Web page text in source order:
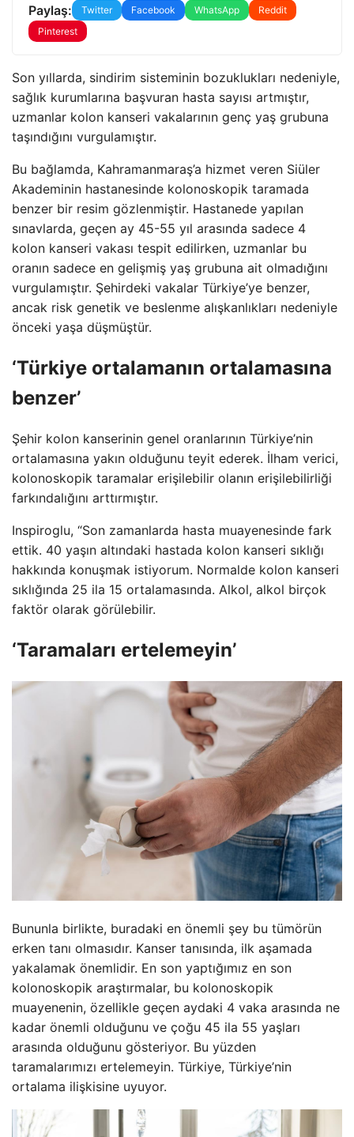
Paylaş: Twitter Facebook WhatsApp
Reddit
Pinterest
Son yıllarda, sindirim sisteminin bozuklukları nedeniyle,
sağlık kurumlarına başvuran hasta sayısı artmıştır,
uzmanlar kolon kanseri vakalarının genç yaş grubuna
taşındığını vurgulamıştır.
Bu bağlamda, Kahramanmaraş’a hizmet veren Siüler
Akademinin hastanesinde kolonoskopik taramada
benzer bir resim gözlenmiştir. Hastanede yapılan
sınavlarda, geçen ay 45-55 yıl arasında sadece 4
kolon kanseri vakası tespit edilirken, uzmanlar bu
oranın sadece en gelişmiş yaş grubuna ait olmadığını
vurgulamıştır. Şehirdeki vakalar Türkiye’ye benzer,
ancak risk genetik ve beslenme alışkanlıkları nedeniyle
önceki yaşa düşmüştür.
‘Türkiye ortalamanın ortalamasına
benzer’
Şehir kolon kanserinin genel oranlarının Türkiye’nin
ortalamasına yakın olduğunu teyit ederek. İlham verici,
kolonoskopik taramalar erişilebilir olanın erişilebilirliği
farkındalığını arttırmıştır.
Inspiroglu, “Son zamanlarda hasta muayenesinde fark
ettik. 40 yaşın altındaki hastada kolon kanseri sıklığı
hakkında konuşmak istiyorum. Normalde kolon kanseri
sıklığında 25 ila 15 ortalamasında. Alkol, alkol birçok
faktör olarak görülebilir.
‘Taramaları ertelemeyin’
Bununla birlikte, buradaki en önemli şey bu tümörün
erken tanı olmasıdır. Kanser tanısında, ilk aşamada
yakalamak önemlidir. En son yaptığımız en son
kolonoskopik araştırmalar, bu kolonoskopik
muayenenin, özellikle geçen aydaki 4 vaka arasında ne
kadar önemli olduğunu ve çoğu 45 ila 55 yaşları
arasında olduğunu gösteriyor. Bu yüzden
taramalarımızı ertelemeyin. Türkiye, Türkiye’nin
ortalama ilişkisine uyuyor.